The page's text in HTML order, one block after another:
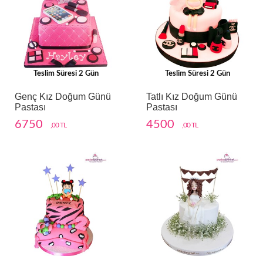
Teslim Süresi 2 Gün
Genç Kız Doğum Günü
Pastası
6750 ,00 TL
Teslim Süresi 2 Gün
Tatlı Kız Doğum Günü
Pastası
4500 ,00 TL